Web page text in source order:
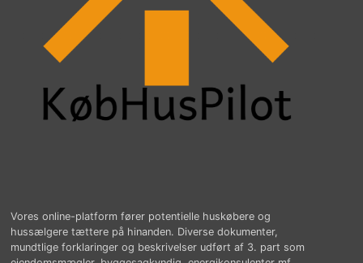
Vores online-platform fører potentielle huskøbere og
hussælgere tættere på hinanden. Diverse dokumenter,
mundtlige forklaringer og beskrivelser udført af 3. part som